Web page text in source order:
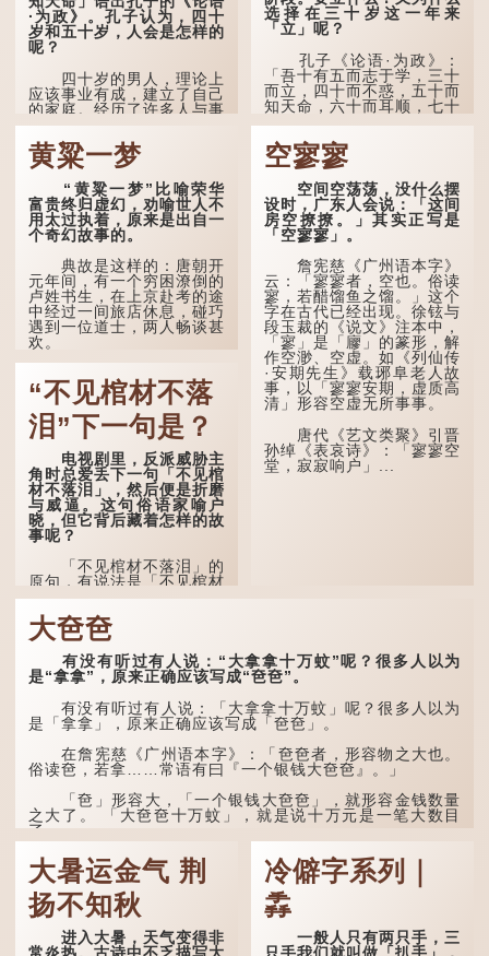
·为政》。孔子认为，四十
岁和五十岁，人会是怎样的
呢？
四十岁的男人，理论上
应该事业有成，建立了自己
的家庭。经历了许多人与事
之后，对事物有了自己的判
断能力，不会轻易为表象所
迷惑。
孔子在《论语·子罕》
也说：「知者不惑，仁者不
忧，勇者不惧。」「知」与
智慧的「智」相通，四十岁
的男人应已累积足够智慧，
不再对自己的人生感到困
惑、忧虑与恐惧。
到了五十岁，...
选择在三十岁这一年来
「立」呢？
孔子《论语·为政》：
「吾十有五而志于学，三十
而立，四十而不惑，五十而
知天命，六十而耳顺，七十
在古代，男子一般于二
十岁进行冠礼，冠礼完成后
便是成人，但由于未达壮
年，所以又称「弱冠」。
《礼记·曲礼》明确记载：
「人生十年曰幼，学；二十
曰弱，冠；三十曰壮，有
室。」这说明三十岁...
黄粱一梦
“黄粱一梦”比喻荣华
富贵终归虚幻，劝喻世人不
用太过执着，原来是出自一
个奇幻故事的。
典故是这样的：唐朝开
元年间，有一个穷困潦倒的
卢姓书生，在上京赴考的途
中经过一间旅店休息，碰巧
遇到一位道士，两人畅谈甚
欢。
自己虽贵为读书人，但一直
未能考取功名，仍然贫困，
感到十分落泊。于是，道士
拿出一个青瓷枕头，让卢姓
书生睡一睡，便能满足他希
望得到荣华富贵的愿望。
这时，...
“不见棺材不落
泪”下一句是？
电视剧里，反派威胁主
角时总爱丢下一句「不见棺
材不落泪」，然后便是折磨
与威逼。这句俗语家喻户
晓，但它背后藏着怎样的故
事呢？
「不见棺材不落泪」的
原句，有说法是「不见棺材
不下泪」或「不见亲棺不下
泪」，出自明朝兰陵笑笑生
所著的《金瓶梅词话》第九
十八回。原意是指人未亲眼
见到亲人棺木，便不会真正
感到悲伤；后来引申为比喻
人执迷不悟，不到彻底失
败，便不肯罢休。
许多人对这上半句耳熟
能详，但它其实还有下半句
——「不到黄河心不死」...
空寥寥
空间空荡荡，没什么摆
设时，广东人会说：「这间
房空撩撩。」其实正写是
「空寥寥」。
詹宪慈《广州语本字》
云：「寥寥者，空也。俗读
寥，若醋馏鱼之馏。」这个
字在古代已经出现。徐铉与
段玉裁的《说文》注本中，
「寥」是「廫」的篆形，解
作空渺、空虚。如《列仙传
·安期先生》载琊阜老人故
事，以「寥寥安期，虚质高
清」形容空虚无所事事。
唐代《艺文类聚》引晋
孙绰《表哀诗》：「寥寥空
堂，寂寂响户」...
大夿夿
有没有听过有人说：“大拿拿十万蚊”呢？很多人以为
是“拿拿”，原来正确应该写成“夿夿”。
有没有听过有人说：「大拿拿十万蚊」呢？很多人以为
是「拿拿」，原来正确应该写成「夿夿」。
在詹宪慈《广州语本字》：「夿夿者，形容物之大也。
俗读夿，若拿……常语有曰『一个银钱大夿夿』。」
「夿」形​​容大，「一个银钱大夿夿」，就形容金钱数量
之大了。 「大夿夿十万蚊」，就是说十万元是一笔大数目
了。...
大暑运金气 荆
扬不知秋
进入大暑，天气变得非
冷僻字系列｜
掱
一般人只有两只手，三